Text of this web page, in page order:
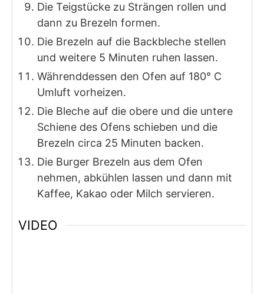
Die Teigstücke zu Strängen rollen und
dann zu Brezeln formen.
Die Brezeln auf die Backbleche stellen
und weitere 5 Minuten ruhen lassen.
Währenddessen den Ofen auf 180° C
Umluft vorheizen.
Die Bleche auf die obere und die untere
Schiene des Ofens schieben und die
Brezeln circa 25 Minuten backen.
Die Burger Brezeln aus dem Ofen
nehmen, abkühlen lassen und dann mit
Kaffee, Kakao oder Milch servieren.
VIDEO